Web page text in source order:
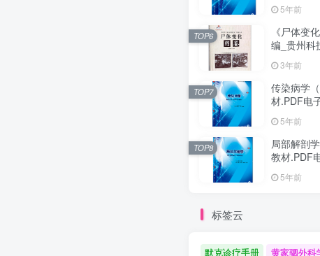
5年前
《尸体变
编_贵州科
3年前
TOP6
传染病学
材.PDF电
5年前
TOP7
局部解剖
教材.PDF
5年前
TOP8
标签云
默克诊疗手册 黄家驷外科